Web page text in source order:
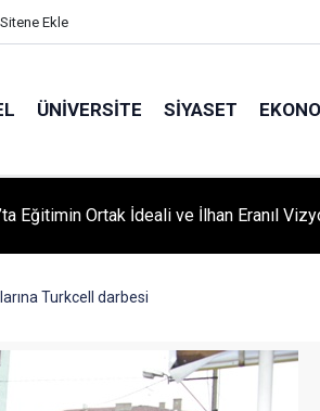
Sitene Ekle
ÜNIVERSITE SIYASET
‘YAZA MERHABA’ COŞKUSU:
Turkcell darbesi